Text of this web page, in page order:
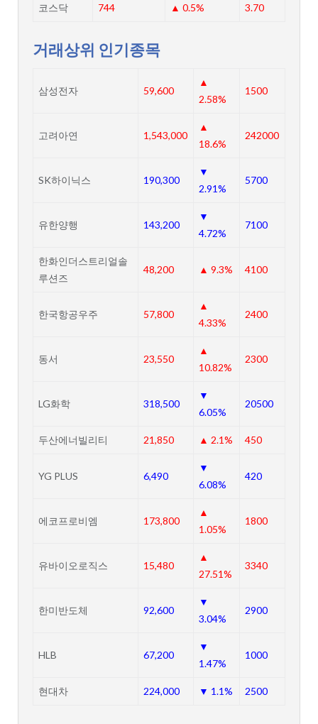
코스닥 744 ▲ 0.5% 3.70
거래상위 인기종목
삼성전자 59,600
▲
2.58%
1500
고려아연 1,543,000
▲
18.6%
242000
SK하이닉스 190,300
▼
2.91%
5700
유한양행 143,200
▼
4.72%
7100
한화인더스트리얼솔
루션즈
48,200 ▲ 9.3% 4100
한국항공우주 57,800
▲
4.33%
2400
동서 23,550
▲
10.82%
2300
LG화학 318,500
▼
6.05%
20500
두산에너빌리티 21,850 ▲ 2.1% 450
YG PLUS 6,490
▼
6.08%
420
에코프로비엠 173,800
▲
1.05%
1800
유바이오로직스 15,480
▲
27.51%
3340
한미반도체 92,600
▼
3.04%
2900
HLB 67,200
▼
1.47%
1000
현대차 224,000 ▼ 1.1% 2500